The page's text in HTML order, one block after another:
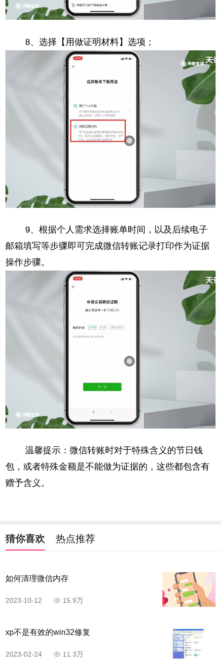
8、选择【用做证明材料】选项；
9、根据个人需求选择账单时间，以及后续电子
邮箱填写等步骤即可完成微信转账记录打印作为证据
操作步骤。
温馨提示：微信转账时对于特殊含义的节日钱
包，或者特殊金额是不能做为证据的，这些都包含有
赠予含义。
猜你喜欢 热点推荐
如何清理微信内存
2023-10-12 15.9万
xp不是有效的win32修复
2023-02-24 11.3万